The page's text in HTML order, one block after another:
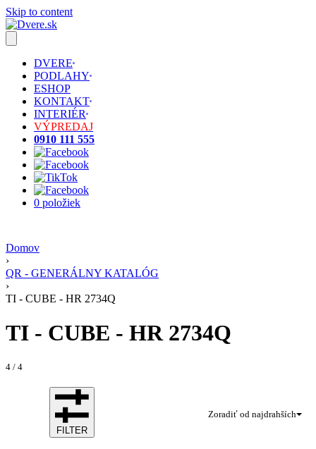
Skip to content
DVERE
PODLAHY
ESHOP
KONTAKT
INTERIÉR
VÝPREDAJ
0910 111 555
0 položiek
Domov
›
QR - GENERÁLNY KATALÓG
›
TI - CUBE - HR 2734Q
TI - CUBE - HR 2734Q
4 / 4
Zoradiť od najdrahších
FILTER